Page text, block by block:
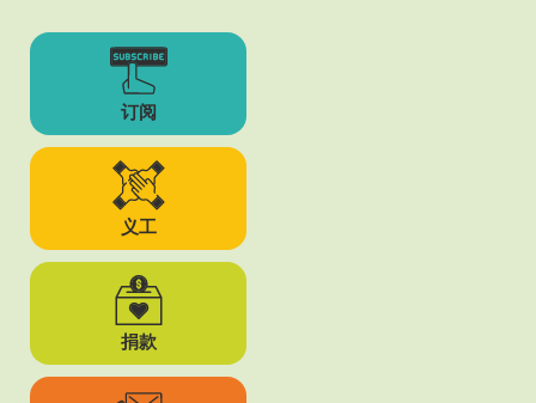
订阅
义工
捐款